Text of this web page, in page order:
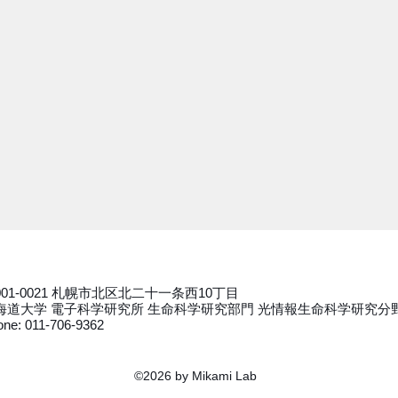
0021 札幌市北区北二十一条西10丁目
道大学 電子科学研究所 生命科学研究部門 光情報生命科学研究分
011-706-9362
©2026 by Mikami Lab